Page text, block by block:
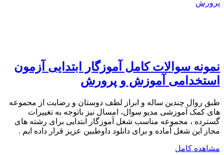
نمونه سوالات کامل آموزگار ابتدایی آزمون
استخدامی آموزش و پرورش
طبق روال چندین ساله و ابراز لطف دوستان و رضایت از مجموعه
های کمک آموزشی مدیو سوال، امسال نیز باتوجه به تغییرات
گسترده ، مجموعه مناسب شغل آموزگار ابتدایی برای رشته های
مجاز این شغل آماده و برای دانلود داوطبین عزیز قرار داده ایم .
مشاهده کامل